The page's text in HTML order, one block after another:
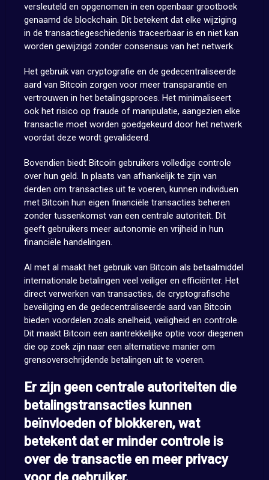
versleuteld en opgenomen in een openbaar grootboek
genaamd de blockchain. Dit betekent dat elke wijziging
in de transactiegeschiedenis traceerbaar is en niet kan
worden gewijzigd zonder consensus van het netwerk.
Het gebruik van cryptografie en de gedecentraliseerde
aard van Bitcoin zorgen voor meer transparantie en
vertrouwen in het betalingsproces. Het minimaliseert
ook het risico op fraude of manipulatie, aangezien elke
transactie moet worden goedgekeurd door het netwerk
voordat deze wordt gevalideerd.
Bovendien biedt Bitcoin gebruikers volledige controle
over hun geld. In plaats van afhankelijk te zijn van
derden om transacties uit te voeren, kunnen individuen
met Bitcoin hun eigen financiële transacties beheren
zonder tussenkomst van een centrale autoriteit. Dit
geeft gebruikers meer autonomie en vrijheid in hun
financiële handelingen.
Al met al maakt het gebruik van Bitcoin als betaalmiddel
internationale betalingen veel veiliger en efficiënter. Het
direct verwerken van transacties, de cryptografische
beveiliging en de gedecentraliseerde aard van Bitcoin
bieden voordelen zoals snelheid, veiligheid en controle.
Dit maakt Bitcoin een aantrekkelijke optie voor diegenen
die op zoek zijn naar een alternatieve manier om
grensoverschrijdende betalingen uit te voeren.
Er zijn geen centrale autoriteiten die
betalingstransacties kunnen
beïnvloeden of blokkeren, wat
betekent dat er minder controle is
over de transactie en meer privacy